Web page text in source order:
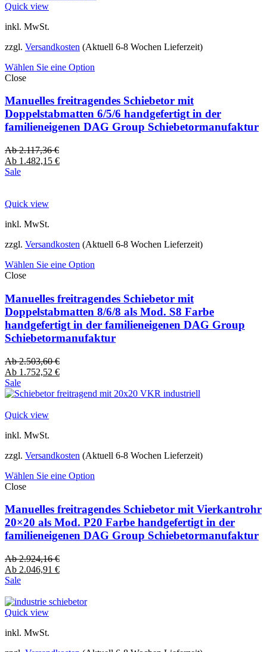
Quick view
inkl. MwSt.
zzgl. Versandkosten (Aktuell 6-8 Wochen Lieferzeit)
Wählen Sie eine Option
Close
Manuelles freitragendes Schiebetor mit
Doppelstabmatten 6/5/6 handgefertigt in der
familieneigenen DAG Group Schiebetormanufaktur
Ab2.117,36€
Ab 1.482,15 €
Sale
Quick view
inkl. MwSt.
zzgl. Versandkosten (Aktuell 6-8 Wochen Lieferzeit)
Wählen Sie eine Option
Close
Manuelles freitragendes Schiebetor mit
Doppelstabmatten 8/6/8 als Mod. S8 Farbe
handgefertigt in der familieneigenen DAG Group
Schiebetormanufaktur
Ab2.503,60€
Ab 1.752,52 €
Sale
Quick view
inkl. MwSt.
zzgl. Versandkosten (Aktuell 6-8 Wochen Lieferzeit)
Wählen Sie eine Option
Close
Manuelles freitragendes Schiebetor mit Vierkantrohr
20×20 als Mod. P20 Farbe handgefertigt in der
familieneigenen DAG Group Schiebetormanufaktur
Ab2.924,16€
Ab 2.046,91 €
Sale
Quick view
inkl. MwSt.